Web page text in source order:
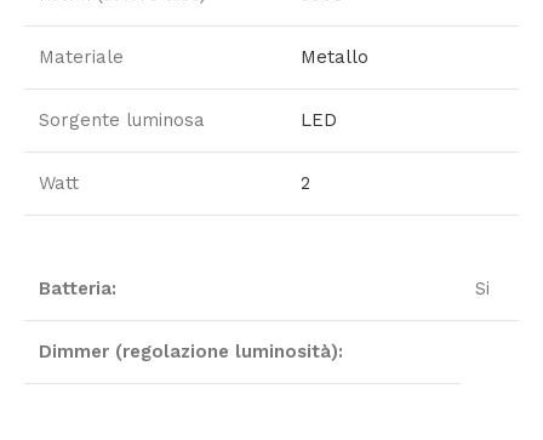
Materiale Metallo
Sorgente luminosa LED
Watt 2
Batteria: Si
Dimmer (regolazione luminosità):